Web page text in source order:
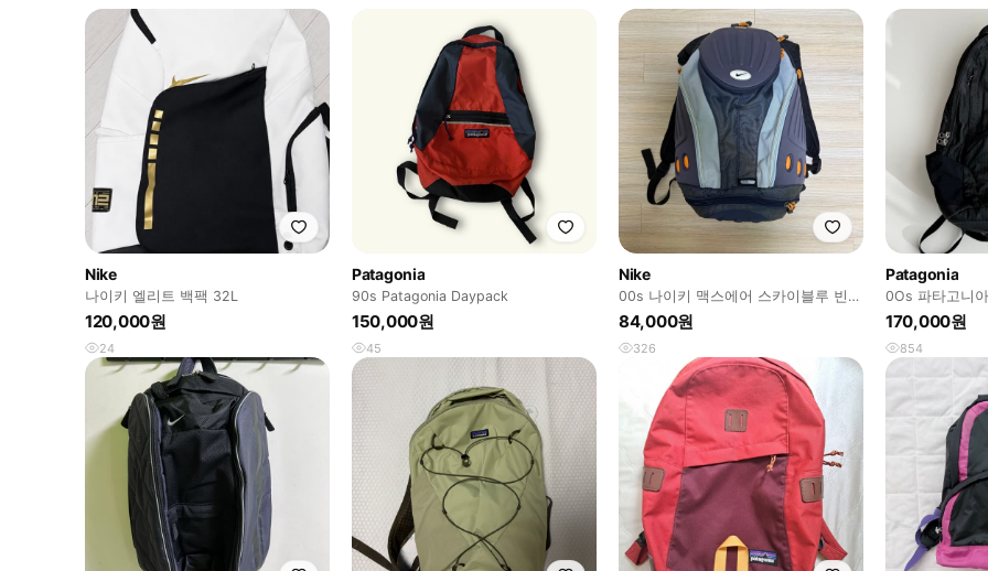
Nike
나이키 엘리트 백팩 32L
120,000원
24
Patagonia
90s Patagonia Daypack
150,000원
45
Nike
00s 나이키 맥스에어 스카이블루 빈티
지 테크웨어 백팩
84,000원
326
Patagonia
0Os 파타고니
170,000원
854